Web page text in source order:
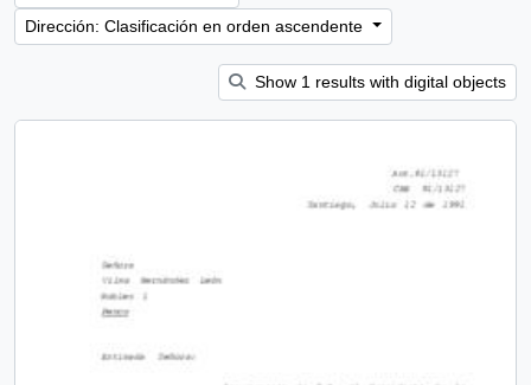
Dirección: Clasificación en orden ascendente
Show 1 results with digital objects